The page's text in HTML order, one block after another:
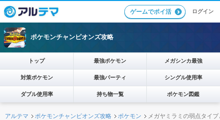
ゲームでポイ活 ログイン
ポケモンチャンピオンズ攻略
トップ 最強ポケモン メガシンカ最強
対策ポケモン 最強パーティ シングル使用率
ダブル使用率 持ち物一覧 ポケモン図鑑
アルテマ ポケモンチャンピオンズ攻略 ポケモン メガヤミラミの弱点タイ